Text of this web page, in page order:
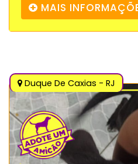
MAIS
Duque De Caxias - RJ